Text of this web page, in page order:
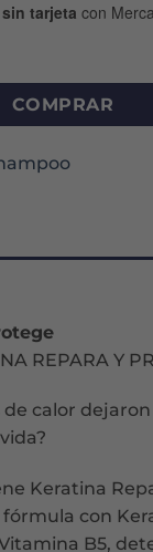
tarjeta con
COMPRAR
REPARA Y
calor
Keratina
fórmula con
B5,